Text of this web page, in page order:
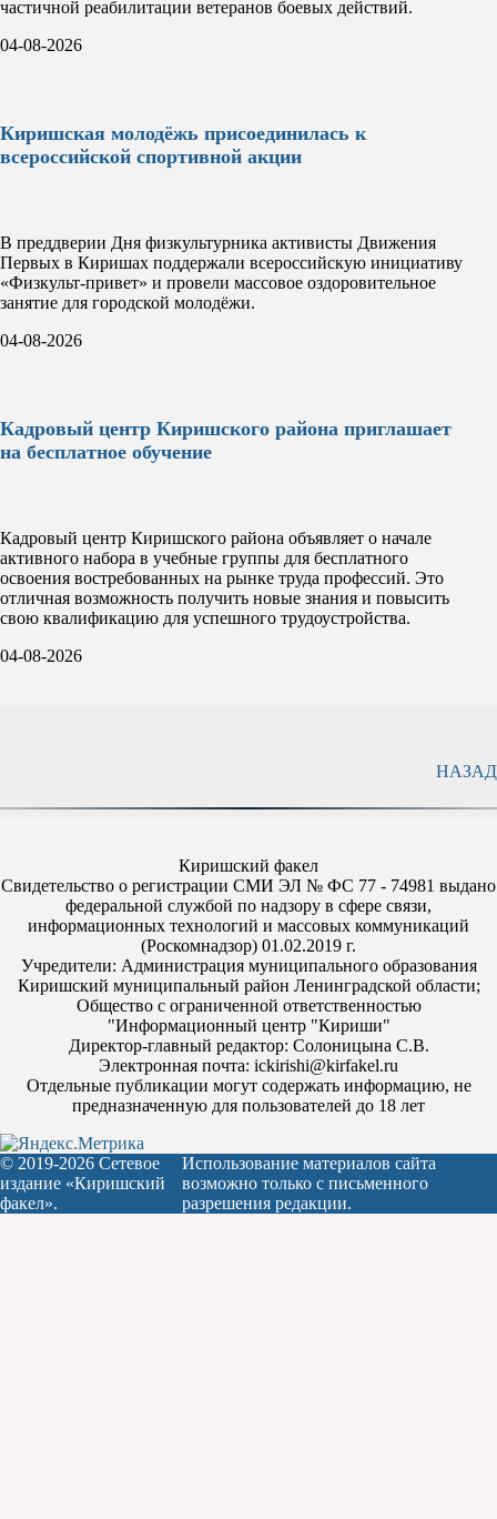
частичной реабилитации ветеранов боевых действий.
04-08-2026
Киришская молодёжь присоединилась к
всероссийской спортивной акции
В преддверии Дня физкультурника активисты Движения
Первых в Киришах поддержали всероссийскую инициативу
«Физкульт-привет» и провели массовое оздоровительное
занятие для городской молодёжи.
04-08-2026
Кадровый центр Киришского района приглашает
на бесплатное обучение
Кадровый центр Киришского района объявляет о начале
активного набора в учебные группы для бесплатного
освоения востребованных на рынке труда профессий. Это
отличная возможность получить новые знания и повысить
свою квалификацию для успешного трудоустройства.
04-08-2026
НАЗАД
Киришский факел
Свидетельство о регистрации СМИ ЭЛ № ФС 77 - 74981 выдано
федеральной службой по надзору в сфере связи,
информационных технологий и массовых коммуникаций
(Роскомнадзор) 01.02.2019 г.
Учредители: Администрация муниципального образования
Киришский муниципальный район Ленинградской области;
Общество с ограниченной ответственностью
"Информационный центр "Кириши"
Директор-главный редактор: Солоницына С.В.
Электронная почта: ickirishi@kirfakel.ru
Отдельные публикации могут содержать информацию, не
предназначенную для пользователей до 18 лет
© 2019-2026 Сетевое
издание «Киришский
факел».
Использование материалов сайта
возможно только с письменного
разрешения редакции.